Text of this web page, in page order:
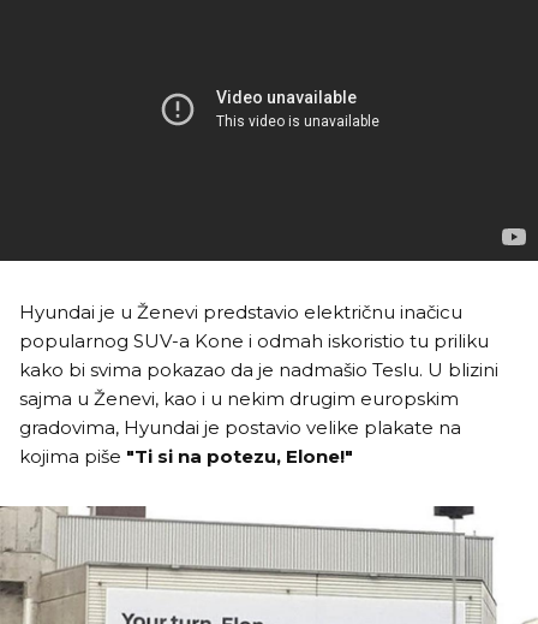
Hyundai je u Ženevi predstavio električnu inačicu
popularnog SUV-a Kone i odmah iskoristio tu priliku
kako bi svima pokazao da je nadmašio Teslu. U blizini
sajma u Ženevi, kao i u nekim drugim europskim
gradovima, Hyundai je postavio velike plakate na
kojima piše "Ti si na potezu, Elone!"